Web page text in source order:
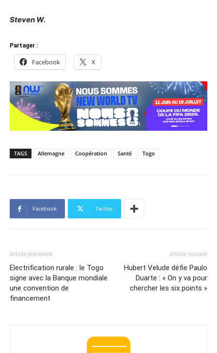
Steven W.
Partager :
Facebook X
TAGS Allemagne Coopération Santé Togo
Facebook Twitter
Article précédent
Electrification rurale : le Togo
signe avec la Banque mondiale
une convention de
financement
Article suivant
Hubert Velude défie Paulo
Duarte : « On y va pour
chercher les six points »